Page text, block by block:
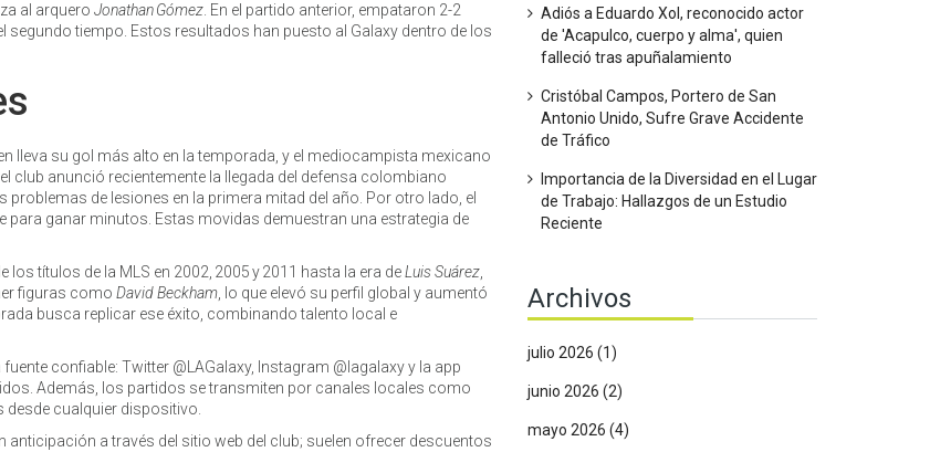
al arquero Jonathan Gómez . En el partido anterior, empataron 2-2
segundo tiempo. Estos resultados han puesto al Galaxy dentro de los
lleva su gol más alto en la temporada, y el mediocampista mexicano
club anunció recientemente la llegada del defensa colombiano
de lesiones en la primera mitad del año. Por otro lado, el
para ganar minutos. Estas movidas demuestran una estrategia de
títulos de la MLS en 2002, 2005 y 2011 hasta la era deLuis Suárez
figuras como David Beckham , lo que elevó su perfil global y aumentó
busca replicar ese éxito, combinando talento local e
confiable: Twitter @LAGalaxy, Instagram @lagalaxy y la app
Además, los partidos se transmiten por canales locales como
desde cualquier dispositivo.
a través del sitio web del club; suelen ofrecer descuentos
Adiós a Eduardo Xol, reconocido actor
de 'Acapulco, cuerpo y alma', quien
falleció tras apuñalamiento
Cristóbal Campos, Portero de San
Antonio Unido, Sufre Grave Accidente
de Tráfico
Importancia de la Diversidad en el Lugar
de Trabajo: Hallazgos de un Estudio
Reciente
Archivos
julio 2026 (1)
junio 2026 (2)
mayo 2026 (4)